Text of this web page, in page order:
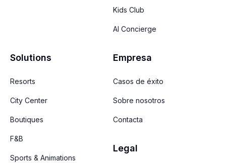
Kids Club
AI Concierge
Solutions
Resorts
City Center
Boutiques
F&B
Sports & Animations
Empresa
Casos de éxito
Sobre nosotros
Contacta
Legal